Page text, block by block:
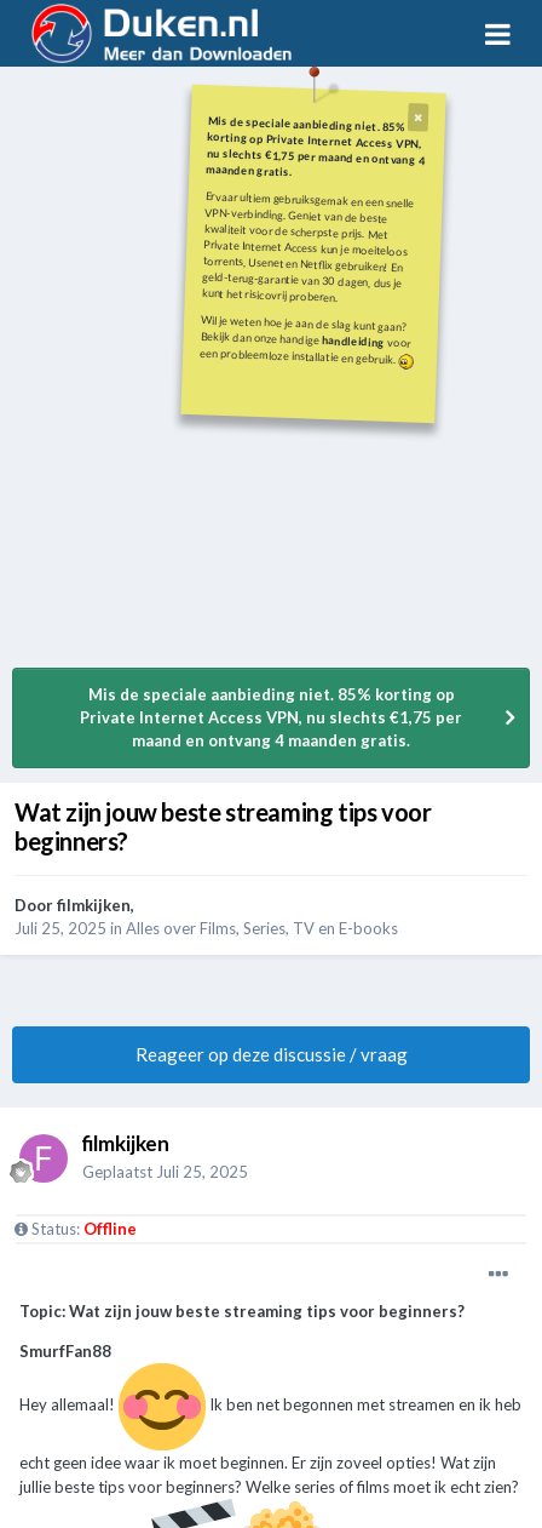
Mis de speciale aanbieding niet. 85%
korting op Private Internet Access VPN,
nu slechts €1,75 per maand en ontvang 4
maanden gratis.
Ervaar ultiem gebruiksgemak en een snelle
VPN-verbinding. Geniet van de beste
kwaliteit voor de scherpste prijs. Met
Private Internet Access kun je moeiteloos
torrents, Usenet en Netflix gebruiken! En
geld-terug-garantie van 30 dagen, dus je
kunt het risicovrij proberen.
Wil je weten hoe je aan de slag kunt gaan?
Bekijk dan onze handigehandleiding voor
een probleemloze installatie en gebruik.
Mis de speciale aanbieding niet. 85% korting op
Private Internet Access VPN, nu slechts €1,75 per
maand en ontvang 4 maanden gratis.
Wat zijn jouw beste streaming tips voor
beginners?
Doorfilmkijken,
Juli 25, 2025 in Alles over Films, Series, TV en E-books
Reageer op deze discussie / vraag
filmkijken
Geplaatst Juli 25, 2025
Status: Offline
Topic: Wat zijn jouw beste streaming tips voor beginners?
SmurfFan88
Hey allemaal! Ik ben net begonnen met streamen en ik heb
echt geen idee waar ik moet beginnen. Er zijn zoveel opties! Wat zijn
jullie beste tips voor beginners? Welke series of films moet ik echt zien?